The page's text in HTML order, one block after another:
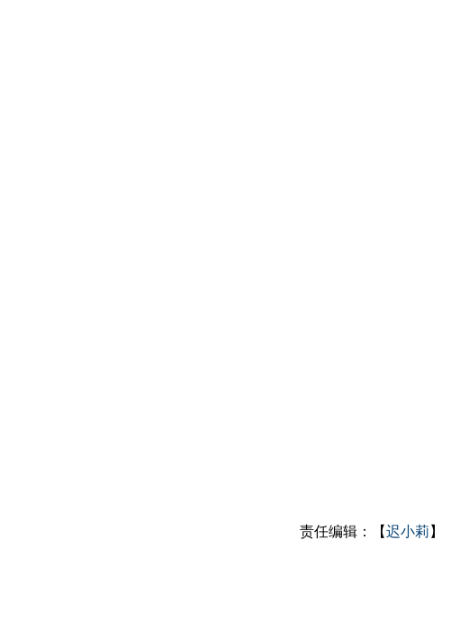
责任编辑：【迟小莉 】